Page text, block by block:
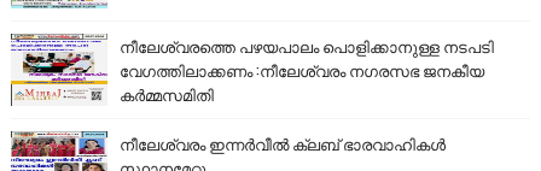
നീലേശ്വരത്തെ പഴയപാലം പൊളിക്കാനുള്ള നടപടി
വേഗത്തിലാക്കണം :നീലേശ്വരം നഗരസഭ ജനകീയ
കർമ്മസമിതി
നീലേശ്വരം ഇന്നർവീൽ ക്ലബ് ഭാരവാഹികൾ